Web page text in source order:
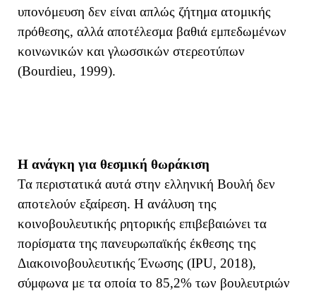
υπονόμευση δεν είναι απλώς ζήτημα ατομικής
πρόθεσης, αλλά αποτέλεσμα βαθιά εμπεδωμένων
κοινωνικών και γλωσσικών στερεοτύπων
(Bourdieu, 1999).
Η ανάγκη για θεσμική θωράκιση
Τα περιστατικά αυτά στην ελληνική Βουλή δεν
αποτελούν εξαίρεση. Η ανάλυση της
κοινοβουλευτικής ρητορικής επιβεβαιώνει τα
πορίσματα της πανευρωπαϊκής έκθεσης της
Διακοινοβουλευτικής Ένωσης (IPU, 2018),
σύμφωνα με τα οποία το 85,2% των βουλευτριών